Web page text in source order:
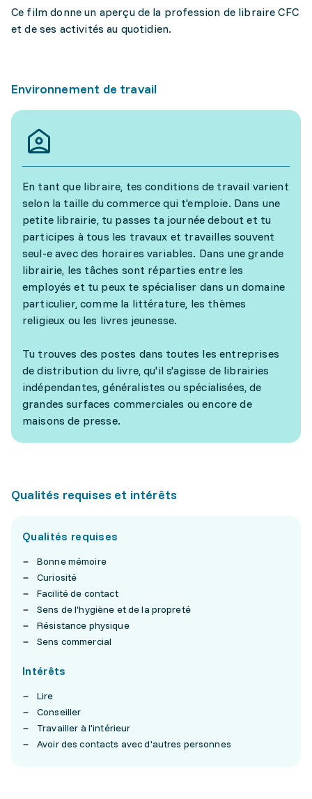
Ce film donne un aperçu de la profession de libraire CFC
et de ses activités au quotidien.
Environnement de travail
En tant que libraire, tes conditions de travail varient
selon la taille du commerce qui t'emploie. Dans une
petite librairie, tu passes ta journée debout et tu
participes à tous les travaux et travailles souvent
seul-e avec des horaires variables. Dans une grande
librairie, les tâches sont réparties entre les
employés et tu peux te spécialiser dans un domaine
particulier, comme la littérature, les thèmes
religieux ou les livres jeunesse.
Tu trouves des postes dans toutes les entreprises
de distribution du livre, qu'il s'agisse de librairies
indépendantes, généralistes ou spécialisées, de
grandes surfaces commerciales ou encore de
maisons de presse.
Qualités requises et intérêts
Qualités requises
Bonne mémoire
Curiosité
Facilité de contact
Sens de l'hygiène et de la propreté
Résistance physique
Sens commercial
Intérêts
Lire
Conseiller
Travailler à l'intérieur
Avoir des contacts avec d'autres personnes